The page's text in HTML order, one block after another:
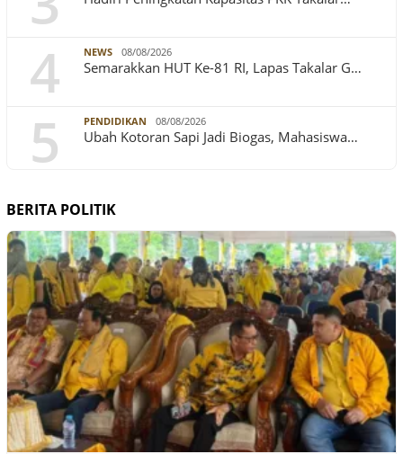
4 NEWS 08/08/2026
Semarakkan HUT Ke-81 RI, Lapas Takalar G…
5 PENDIDIKAN 08/08/2026
Ubah Kotoran Sapi Jadi Biogas, Mahasiswa…
BERITA POLITIK